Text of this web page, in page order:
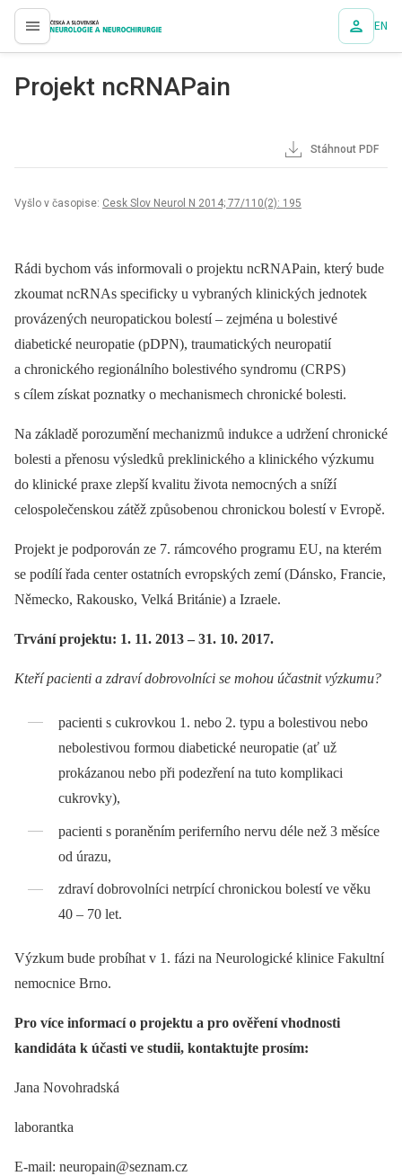
proLékaře.cz EN
Projekt ncRNAPain
Stáhnout PDF
Vyšlo v časopise: Cesk Slov Neurol N 2014; 77/110(2): 195
Rádi bychom vás informovali o projektu ncRNAPain, který bude
zkoumat ncRNAs specificky u vybraných klinických jednotek
provázených neuropatickou bolestí –⁠ zejména u bolestivé
diabetické neuropatie (pDPN), traumatických neuropatií
a chronického regionálního bolestivého syndromu (CRPS)
s cílem získat poznatky o mechanismech chronické bolesti.
Na základě porozumění mechanizmů indukce a udržení chronické
bolesti a přenosu výsledků preklinického a klinického výzkumu
do klinické praxe zlepší kvalitu života nemocných a sníží
celospolečenskou zátěž způsobenou chronickou bolestí v Evropě.
Projekt je podporován ze 7. rámcového programu EU, na kterém
se podílí řada center ostatních evropských zemí (Dánsko, Francie,
Německo, Rakousko, Velká Británie) a Izraele.
Trvání projektu: 1. 11. 2013 –⁠ 31. 10. 2017.
Kteří pacienti a zdraví dobrovolníci se mohou účastnit výzkumu?
pacienti s cukrovkou 1. nebo 2. typu a bolestivou nebo
nebolestivou formou diabetické neuropatie (ať už
prokázanou nebo při podezření na tuto komplikaci
cukrovky),
pacienti s poraněním periferního nervu déle než 3 měsíce
od úrazu,
zdraví dobrovolníci netrpící chronickou bolestí ve věku
40 –⁠ 70 let.
Výzkum bude probíhat v 1. fázi na Neurologické klinice Fakultní
nemocnice Brno.
Pro více informací o projektu a pro ověření vhodnosti
kandidáta k účasti ve studii, kontaktujte prosím:
Jana Novohradská
laborantka
E-mail: neuropain@seznam.cz